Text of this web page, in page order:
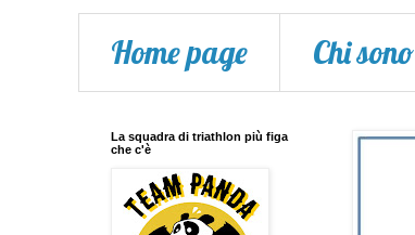
Home page Chi sono
La squadra di triathlon più figa
che c'è